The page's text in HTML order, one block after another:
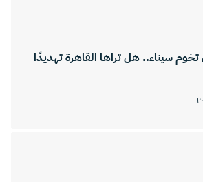
تخوم سيناء.. هل تراها القاهرة تهديدًا